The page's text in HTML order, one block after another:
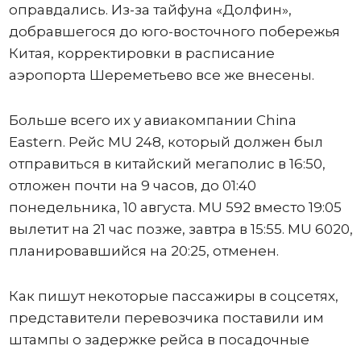
оправдались. Из-за тайфуна «Долфин»,
добравшегося до юго-восточного побережья
Китая, корректировки в расписание
аэропорта Шереметьево все же внесены.
Больше всего их у авиакомпании China
Eastern. Рейс MU 248, который должен был
отправиться в китайский мегаполис в 16:50,
отложен почти на 9 часов, до 01:40
понедельника, 10 августа. MU 592 вместо 19:05
вылетит на 21 час позже, завтра в 15:55. MU 6020,
планировавшийся на 20:25, отменен.
Как пишут некоторые пассажиры в соцсетях,
представители перевозчика поставили им
штампы о задержке рейса в посадочные